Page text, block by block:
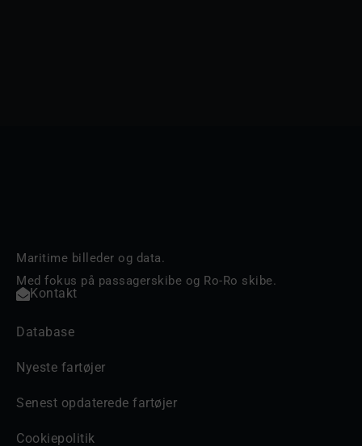
Maritime billeder og data.
Med fokus på passagerskibe og Ro-Ro skibe.
Kontakt
Database
Nyeste fartøjer
Senest opdaterede fartøjer
Cookiepolitik